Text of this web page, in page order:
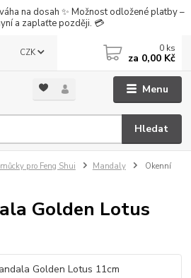
na dosah ✨ Možnost odložené platby –
a zaplaťte později. 💳
Menu
CZK
Hledat
0 ks
za 0,00 Kč
pro Feng Shui Mandaly
Okenní
Golden Lotus